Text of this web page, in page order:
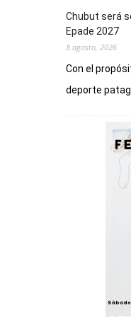
Chubut será
Epade 2027
8 agosto, 2026
Con el
deporte